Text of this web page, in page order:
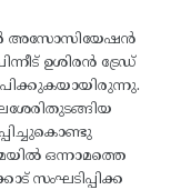
അസോസിയേഷൻ
ഉശിരൻ ട്രേഡ്
ഒന്നാമത്തെ
സംഘടിപ്പിക്ക